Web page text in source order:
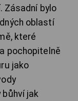
Zásadní bylo
oblastí
které
pochopitelně
jako
bůhví jak